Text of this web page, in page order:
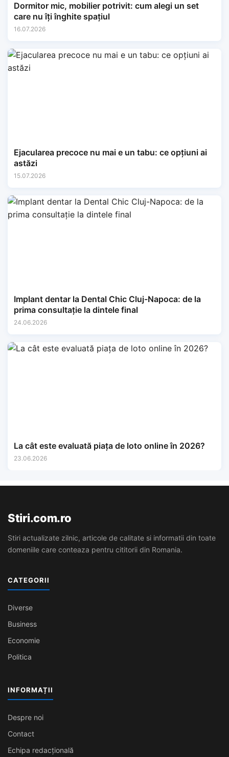
Dormitor mic, mobilier potrivit: cum alegi un set
care nu îți înghite spațiul
16.07.2026
Ejacularea precoce nu mai e un tabu: ce opțiuni ai
astăzi
15.07.2026
Implant dentar la Dental Chic Cluj-Napoca: de la
prima consultație la dintele final
24.06.2026
La cât este evaluată piața de loto online în 2026?
23.06.2026
Stiri.com.ro
Stiri actualizate zilnic, articole de calitate si informatii din toate
domeniile care conteaza pentru cititorii din Romania.
CATEGORII
Diverse
Business
Economie
Politica
INFORMAȚII
Despre noi
Contact
Echipa redacțională